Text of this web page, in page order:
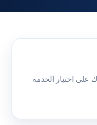
اختيار الخدمة